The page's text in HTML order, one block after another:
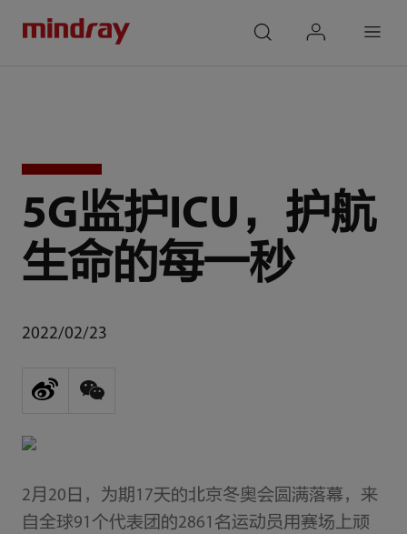
5G监护ICU，护航
生命的每一秒
2022/02/23
2月20日，为期17天的北京冬奥会圆满落幕，来
自全球91个代表团的2861名运动员用赛场上顽